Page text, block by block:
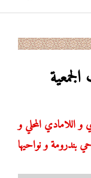
الجمعية
و اللامادي المحلي و
بندرومة و نواحيها